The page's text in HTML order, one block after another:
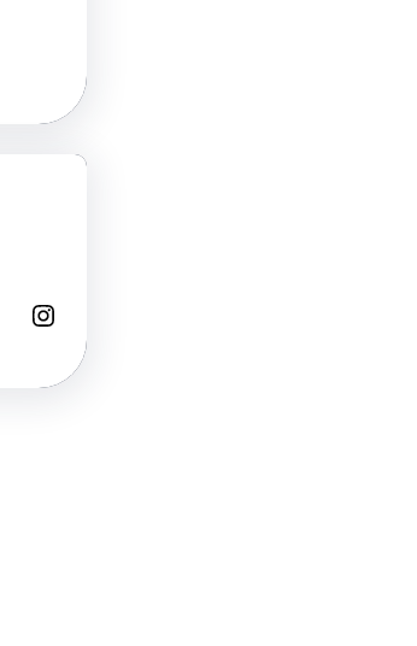
Instagram